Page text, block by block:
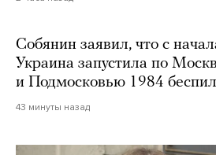
Собянин заявил, что с
Украина запустила по
и Подмосковью 1984
43 минуты назад